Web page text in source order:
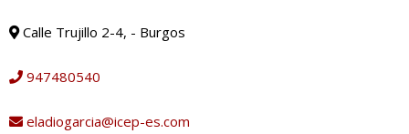
Calle Trujillo 2-4, - Burgos
947480540
eladiogarcia@icep-es.com